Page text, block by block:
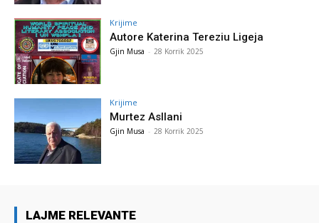
Krijime
Autore Katerina Tereziu Ligeja
Gjin Musa - 28 Korrik 2025
Krijime
Murtez Asllani
Gjin Musa - 28 Korrik 2025
LAJME RELEVANTE